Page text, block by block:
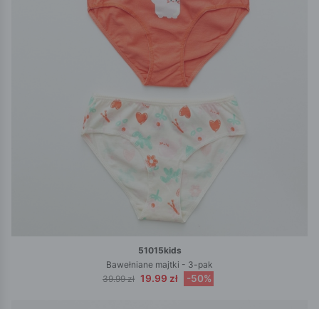
51015kids
Bawełniane majtki - 3-pak
39.99 zł 19.99 zł -50%